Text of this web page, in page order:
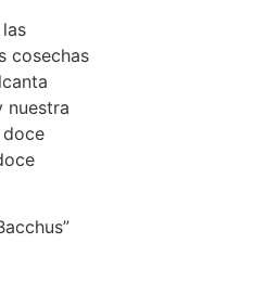
cosechas
nuestra